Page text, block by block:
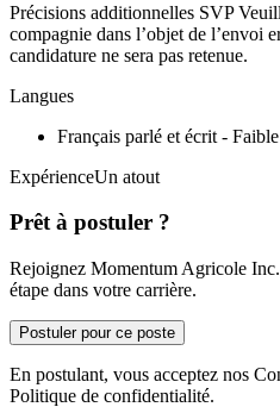
Précisions additionnelles SVP
compagnie dans l’objet de l’envoi
candidature ne sera pas retenue.
Langues
Français parlé et écrit - Faible
ExpérienceUn atout
Prêt à postuler ?
Rejoignez Momentum Agricole
étape dans votre carrière.
Postuler pour ce poste
En postulant, vous acceptez nos
Politique de confidentialité.